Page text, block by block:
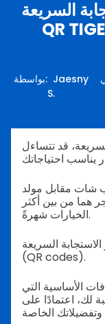
السريعة
بواسطة: Jaesny
S.
قد تتساءل
شات مقابل مولد
هما من بين أكثر
الخيارات شهرةً.
السريعة
(QR codes).
الأساسية التي
لك، اعتمادًا على